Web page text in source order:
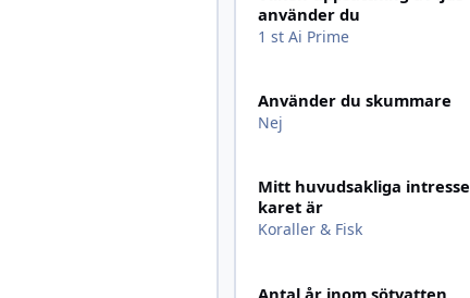
använder du
1 st Ai Prime
Använder du skummare
Nej
Mitt huvudsakliga
karet är
Koraller & Fisk
Antal år inom sötvatten